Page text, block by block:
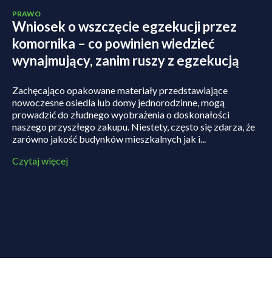
PRAWO
Wniosek o wszczęcie egzekucji przez
komornika – co powinien wiedzieć
wynajmujący, zanim ruszy z egzekucją
Zachęcająco opakowane materiały przedstawiające
nowoczesne osiedla lub domy jednorodzinne, mogą
prowadzić do złudnego wyobrażenia o doskonałości
naszego przyszłego zakupu. Niestety, często się zdarza, że
zarówno jakość budynków mieszkalnych jak i...
Czytaj więcej